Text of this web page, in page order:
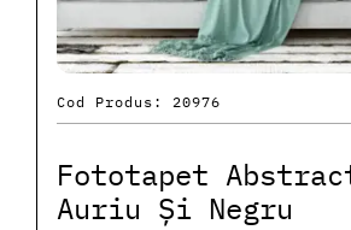
Cod Produs: 20976
Fototapet
Auriu Și Negru